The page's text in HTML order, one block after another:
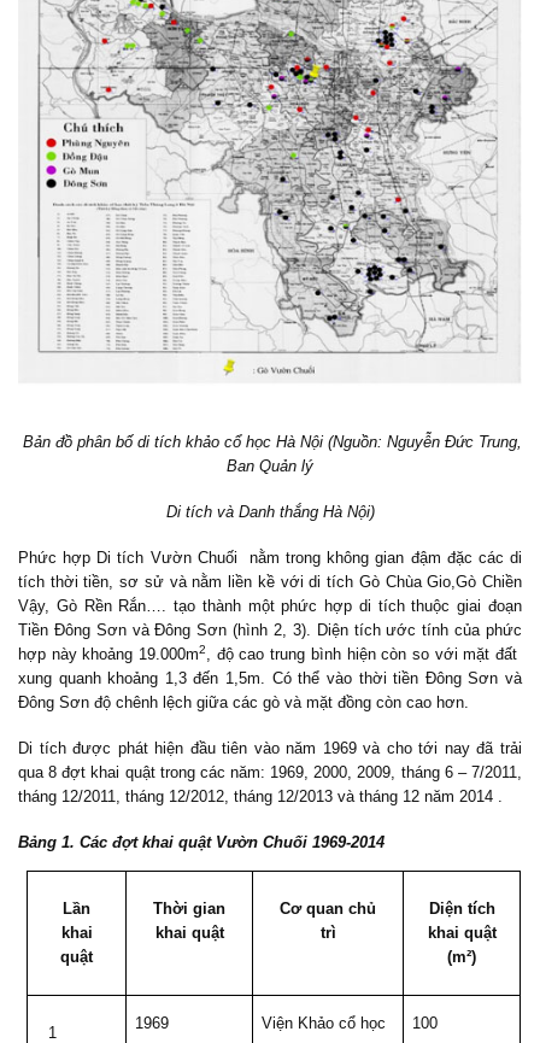
Bản đồ phân bố di tích khảo cổ học Hà Nội (Nguồn: Nguyễn Đức Trung,
Ban Quản lý
Di tích và Danh thắng Hà Nội)
Phức hợp Di tích Vườn Chuối nằmtrong không gian đậm đặc các di
tích thời tiền, sơ sử và nằmliền kề với di tích Gò Chùa Gio,Gò Chiền
Vậy, Gò Rền Rắn…. tạo thành một phức hợp di tích thuộc giai đoạn
Tiền Đông Sơn và Đông Sơn (hình 2, 3). Diện tíchước tính của phức
hợp này khoảng 19.000m2 , độ cao trung bình hiện còn so với mặt đất
xung quanh khoảng 1,3 đến 1,5m. Có thể vào thời tiền Đông Sơn và
Đông Sơn độ chênh lệch giữa các gò và mặt đồng còn cao hơn.
Di tích được phát hiện đầu tiên vào năm 1969 và cho tới nay đã trải
qua 8 đợt khai quật trong các năm: 1969, 2000, 2009, tháng 6 – 7/2011,
tháng 12/2011, tháng 12/2012, tháng 12/2013 và tháng 12 năm 2014 .
Bảng 1. Các đợt khai quật Vườn Chuối 1969-2014
Lần
khai
quật
Thời gian
khai quật
Cơ quan chủ
trì
Diện tích
khai quật
(m²)
1
1969 Viện Khảo cổ học 100